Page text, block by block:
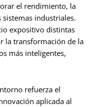
el rendimiento, la
industriales.
expositivo distintas
la transformación de la
más inteligentes,
refuerza el
aplicada al